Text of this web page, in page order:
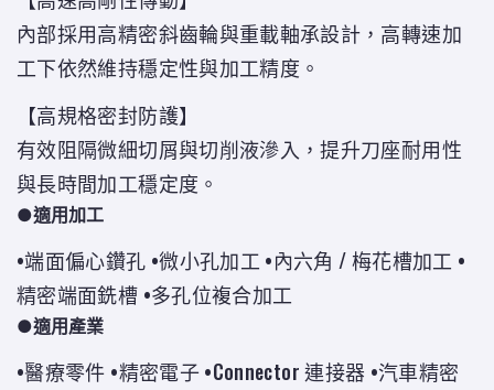
內部採用高精密斜齒輪與重載軸承設計，高轉速加
工下依然維持穩定性與加工精度。
【高規格密封防護】
有效阻隔微細切屑與切削液滲入，提升刀座耐用性
與長時間加工穩定度。
●適用加工
•端面偏心鑽孔 •微小孔加工 •內六角 / 梅花槽加工 •
精密端面銑槽 •多孔位複合加工
●適用產業
•醫療零件 •精密電子 •Connector 連接器 •汽車精密